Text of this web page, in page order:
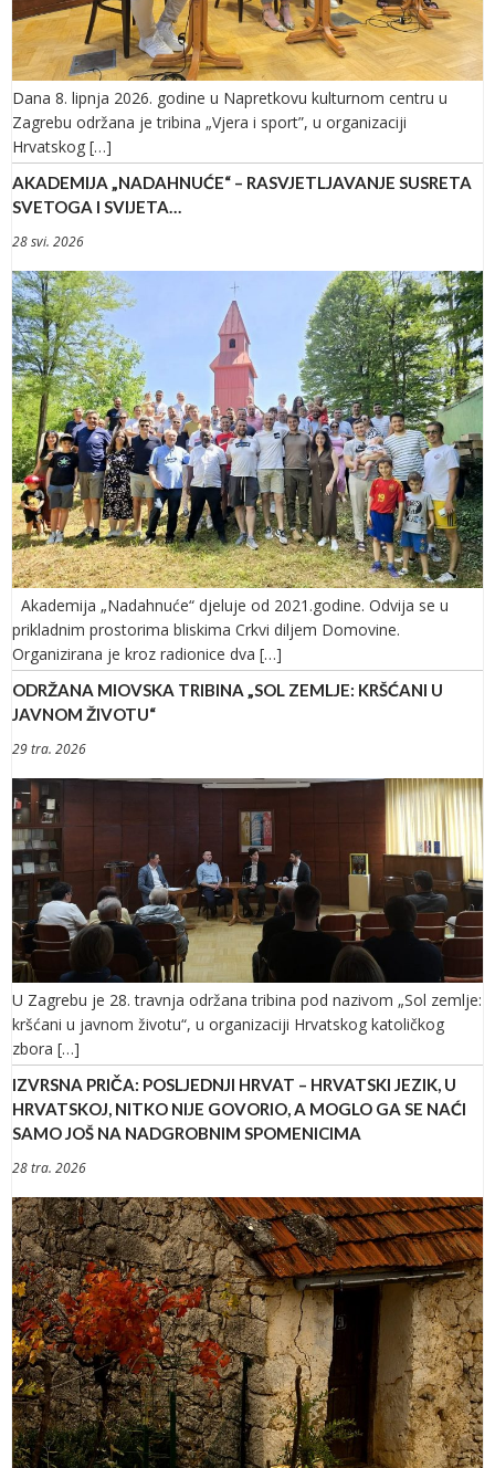
Dana 8. lipnja 2026. godine u Napretkovu kulturnom centru u
Zagrebu održana je tribina „Vjera i sport”, u organizaciji
Hrvatskog […]
AKADEMIJA „NADAHNUĆE“ – RASVJETLJAVANJE SUSRETA
SVETOGA I SVIJETA…
28 svi. 2026
Akademija „Nadahnuće“ djeluje od 2021.godine. Odvija se u
prikladnim prostorima bliskima Crkvi diljem Domovine.
Organizirana je kroz radionice dva […]
ODRŽANA MIOVSKA TRIBINA „SOL ZEMLJE: KRŠĆANI U
JAVNOM ŽIVOTU“
29 tra. 2026
U Zagrebu je 28. travnja održana tribina pod nazivom „Sol zemlje:
kršćani u javnom životu“, u organizaciji Hrvatskog katoličkog
zbora […]
IZVRSNA PRIČA: POSLJEDNJI HRVAT – HRVATSKI JEZIK, U
HRVATSKOJ, NITKO NIJE GOVORIO, A MOGLO GA SE NAĆI
SAMO JOŠ NA NADGROBNIM SPOMENICIMA
28 tra. 2026